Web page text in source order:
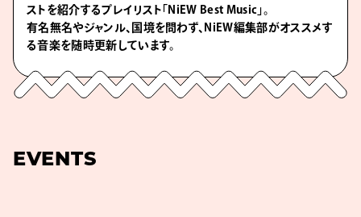
ストを紹介するプレイリスト「NiEW Best Music」。
有名無名やジャンル、国境を問わず、NiEW編集部がオススメす
る音楽を随時更新しています。
EVENTS